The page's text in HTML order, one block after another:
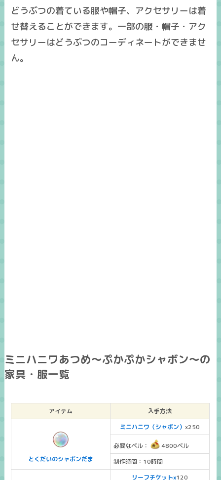
どうぶつの着ている服や帽子、アクセサリーは着
せ替えることができます。一部の服・帽子・アク
セサリーはどうぶつのコーディネートができませ
ん。
ミニハニワあつめ～ぷかぷかシャボン～の
家具・服一覧
アイテム 入手方法
とくだいのシャボンだま
ミニハニワ（シャボン）x250
必要なベル：
4800ベル
制作時間：10時間
リーフチケットx120